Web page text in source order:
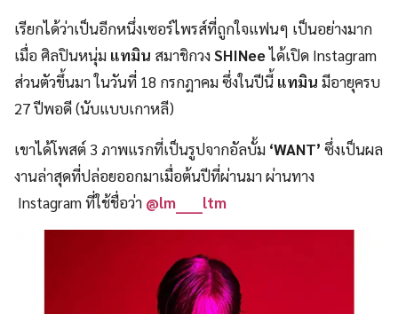
เรียกได้ว่าเป็นอีกหนึ่งเซอร์ไพรส์ที่ถูกใจแฟนๆ เป็นอย่างมาก
เมื่อ ศิลปินหนุ่ม แทมิน สมาชิกวงSHINeeได้เปิด Instagram
ส่วนตัวขึ้นมา ในวันที่ 18 กรกฎาคม ซึ่งในปีนี้ แทมิน มีอายุครบ
27 ปีพอดี (นับแบบเกาหลี)
เขาได้โพสต์ 3 ภาพแรกที่เป็นรูปจากอัลบั้ม ‘WANT’ ซึ่งเป็นผล
งานล่าสุดที่ปล่อยออกมาเมื่อต้นปีที่ผ่านมา ผ่านทาง
Instagram ที่ใช้ชื่อว่า @lm_____ltm